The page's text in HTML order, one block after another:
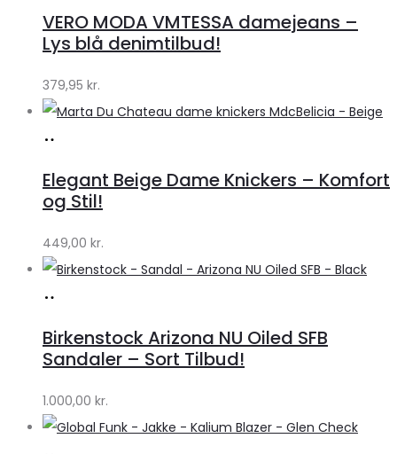
Klædeskabet.dk
VERO MODA VMTESSA damejeans –
Lys blå denimtilbud!
379,95 kr.
Klædeskabet.dk
Elegant Beige Dame Knickers – Komfort
og Stil!
449,00 kr.
Lykke
Lykke
Birkenstock Arizona NU Oiled SFB
Sandaler – Sort Tilbud!
1.000,00 kr.